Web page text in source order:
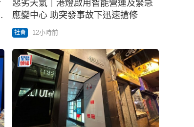
惡劣天氣｜港燈啟用智能營運及緊急
應變中心 助突發事故下迅速搶修
社會 12小時前